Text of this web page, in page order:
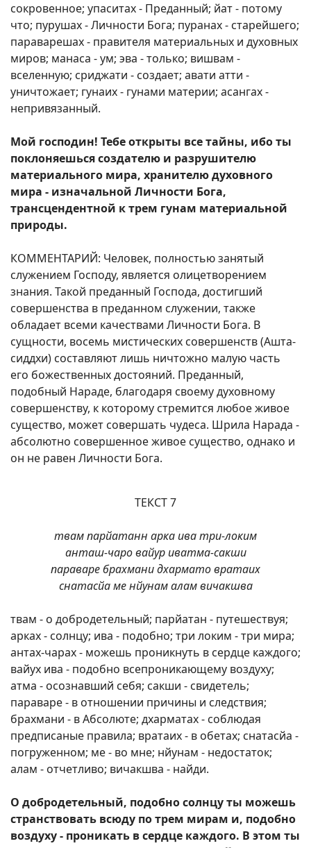
сокровенное; упаситах - Преданный; йат - потому
что; пурушах - Личности Бога; пуранах - старейшего;
параварешах - правителя материальных и духовных
миров; манаса - ум; эва - только; вишвам -
вселенную; сриджати - создает; авати атти -
уничтожает; гунаих - гунами материи; асангах -
непривязанный.
Мой господин! Тебе открыты все тайны, ибо ты
поклоняешься создателю и разрушителю
материального мира, хранителю духовного
мира - изначальной Личности Бога,
трансцендентной к трем гунам материальной
природы.
КОММЕНТАРИЙ: Человек, полностью занятый
служением Господу, является олицетворением
знания. Такой преданный Господа, достигший
совершенства в преданном служении, также
обладает всеми качествами Личности Бога. В
сущности, восемь мистических совершенств (Ашта-
сиддхи) составляют лишь ничтожно малую часть
его божественных достояний. Преданный,
подобный Нараде, благодаря своему духовному
совершенству, к которому стремится любое живое
существо, может совершать чудеса. Шрила Нарада -
абсолютно совершенное живое существо, однако и
он не равен Личности Бога.
ТЕКСТ 7
твам парйатанн арка ива три-локим
анташ-чаро вайур иватма-сакши
параваре брахмани дхармато вратаих
снатасйа ме нйунам алам вичакшва
твам - о добродетельный; парйатан - путешествуя;
арках - солнцу; ива - подобно; три локим - три мира;
антах-чарах - можешь проникнуть в сердце каждого;
вайух ива - подобно всепроникающему воздуху;
атма - осознавший себя; сакши - свидетель;
параваре - в отношении причины и следствия;
брахмани - в Абсолюте; дхарматах - соблюдая
предписаные правила; вратаих - в обетах; снатасйа -
погруженном; ме - во мне; нйунам - недостаток;
алам - отчетливо; вичакшва - найди.
О добродетельный, подобно солнцу ты можешь
странствовать всюду по трем мирам и, подобно
воздуху - проникать в сердце каждого. В этом ты